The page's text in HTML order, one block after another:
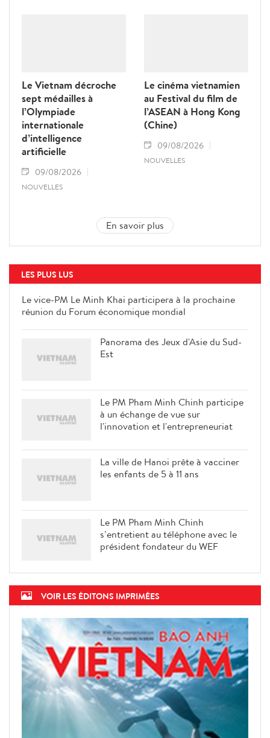
Le Vietnam décroche
sept médailles à
l’Olympiade
internationale
d’intelligence
artificielle
09/08/2026
NOUVELLES
Le cinéma vietnamien
au Festival du film de
l’ASEAN à Hong Kong
(Chine)
09/08/2026
NOUVELLES
En savoir plus
LES PLUS LUS
Le vice-PM Le Minh Khai
participera à la prochaine réunion
Le PM Pham Minh Chinh participe
à un échange de vue sur
l'innovation et l'entrepreneuriat
Le PM Pham Minh Chinh
s’entretient au téléphone avec le
VOIR LES ÉDITONS IMPRIMÉES